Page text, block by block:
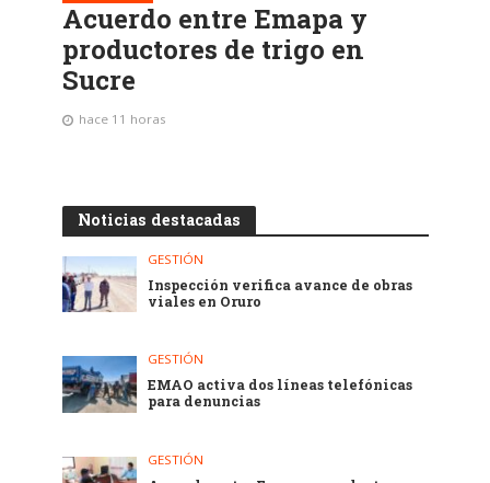
Acuerdo entre Emapa y
productores de trigo en
Sucre
hace 11 horas
Noticias destacadas
GESTIÓN
Inspección verifica avance de obras
viales en Oruro
GESTIÓN
EMAO activa dos líneas telefónicas
para denuncias
GESTIÓN